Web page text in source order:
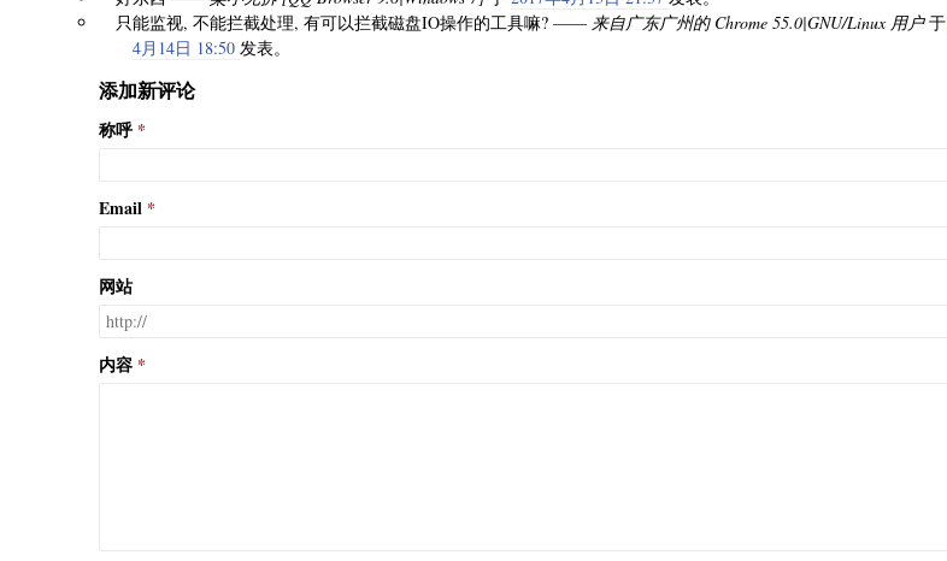
只能监视, 不能拦截处理, 有可以拦截磁盘IO操作的工具嘛? —— 来自广东广州的 Chrome 55.0|GNU/Linux 用户于
4月14日 18:50 发表。
添加新评论
称呼
Email
网站
内容